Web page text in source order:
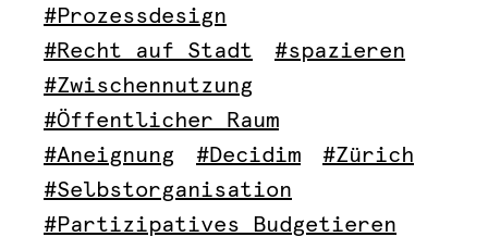
#Prozessdesign
#Recht auf Stadt
#spazieren
#Zwischennutzung
#Öffentlicher Raum
#Aneignung
#Decidim
#Zürich
#Selbstorganisation
#Partizipatives Budgetieren